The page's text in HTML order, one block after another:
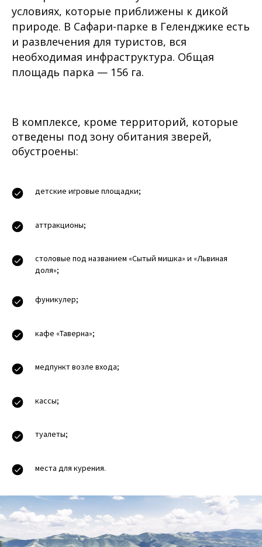
условиях, которые приближены к дикой
природе. В Сафари-парке в Геленджике есть
и развлечения для туристов, вся
необходимая инфраструктура. Общая
площадь парка — 156 га.
В комплексе, кроме территорий, которые
отведены под зону обитания зверей,
обустроены:
детские игровые площадки;
аттракционы;
столовые под названием «Сытый мишка» и «Львиная
доля»;
фуникулер;
кафе «Таверна»;
медпункт возле входа;
кассы;
туалеты;
места для курения.